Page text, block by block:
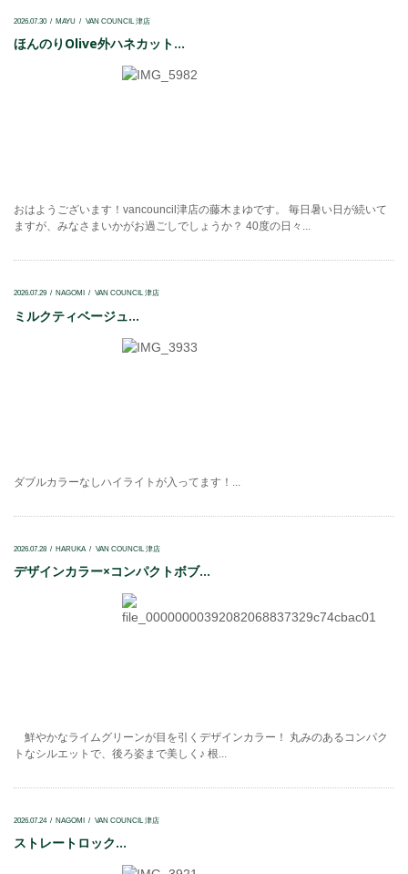
2026.07.30 MAYU VAN COUNCIL 津店
ほんのりOlive外ハネカット...
おはようございます！vancouncil津店の藤木まゆです。 毎日暑い日が続いて
ますが、みなさまいかがお過ごしでしょうか？ 40度の日々...
2026.07.29 NAGOMI VAN COUNCIL 津店
ミルクティベージュ...
ダブルカラーなしハイライトが入ってます！...
2026.07.28 HARUKA VAN COUNCIL 津店
デザインカラー×コンパクトボブ...
鮮やかなライムグリーンが目を引くデザインカラー！ 丸みのあるコンパク
トなシルエットで、後ろ姿まで美しく♪ 根...
2026.07.24 NAGOMI VAN COUNCIL 津店
ストレートロック...